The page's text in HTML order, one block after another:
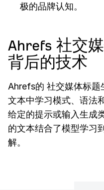
极的品牌认知。
Ahrefs 社交
背后的技术
Ahrefs的 社交媒体标题
文本中学习模式、语法
给定的提示或输入生成
的文本结合了模型学习
解。